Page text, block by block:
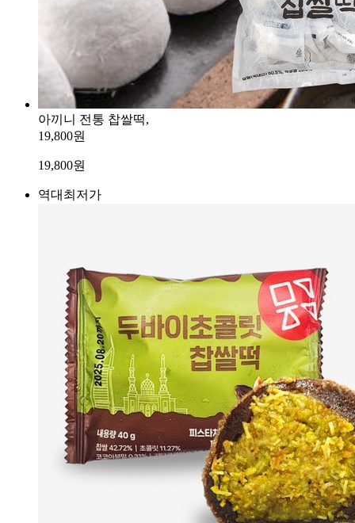
아끼니 전통 찹쌀떡,
19,800원
19,800원
역대최저가